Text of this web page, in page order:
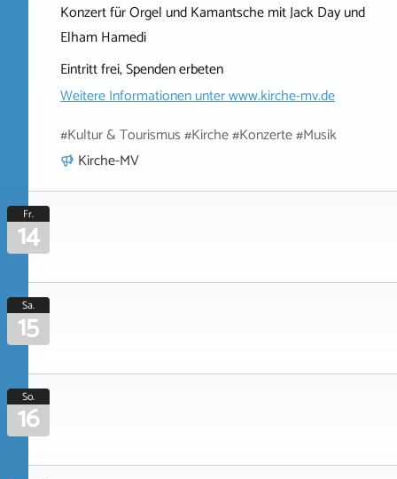
Konzert für Orgel und Kamantsche mit Jack Day und
Elham Hamedi
Eintritt frei, Spenden erbeten
Weitere Informationen unterwww.kirche-mv.de
#Kultur & Tourismus #Kirche #Konzerte #Musik
Kirche-MV
Fr.
14
Sa.
15
So.
16